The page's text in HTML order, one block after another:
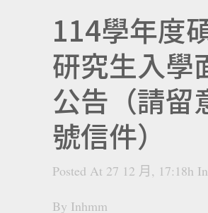
114學年度
研究生入學
公告（請留
號信件）
Posted At 27 12 月, 17:18h In
By Inhmm